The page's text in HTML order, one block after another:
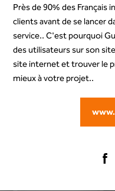
Près de 90% des Français
clients avant de se lancer
service.. C'est pourquoi
des utilisateurs sur son
site internet et trouver le
mieux à votre projet..